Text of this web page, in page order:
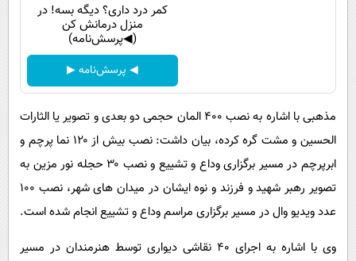
کمر درد داری؟ دیگه بسه! در
منزل درمانش کن
(◀پرسش‌نامه)
◀ پرسش‌نامه ▶
مذهبی با اشاره به نصب ۴۰۰ المان حجمی دو بعدی و تصویر یا الثارات
الحسین و مشت گره کرده، بیان داشت: نصب بیش از ۱۲۰ نما پرچم و
ابرپرچم در مسیر برگزاری وداع و تشییع و نصب ۳۰ حجله نور مزین به
تصویر رهبر شهید و فرزند و نوه ایشان در میدان های شهر، نصب ۱۰۰
عدد ویدیو وال در مسیر برگزاری مراسم وداع و تشییع انجام شده است.
وی با اشاره به اجرای ۴۰ نقاشی دیواری توسط هنرمندان در مسیر